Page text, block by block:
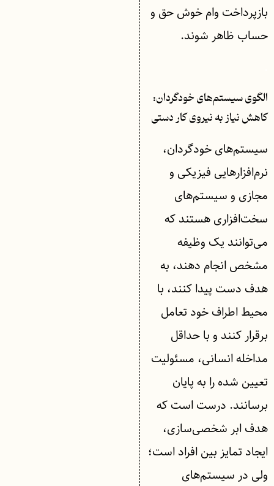
بازپرداخت وام خوش حق و
حساب ظاهر شوند.
الگوی سیستم‌های خودگردان:
کاهش نیاز به نیروی کار دستی
سیستم‌های خودگردان،
نرم‌افزارهایی فیزیکی و
مجازی و سیستم‌های
سخت‌افزاری هستند که
می‌توانند یک وظیفه
مشخص انجام دهند، به
هدف دست پیدا کنند، با
محیط اطراف خود تعامل
برقرار کنند و با حداقل
مداخله انسانی، مسئولیت
تعیین شده را به پایان
برسانند. درست است که
هدف ابر شخصی‌سازی،
ایجاد تمایز بین افراد است؛
ولی در سیستم‌های